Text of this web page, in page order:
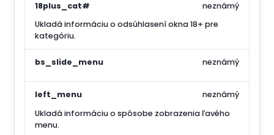
18plus_cat#
Ukladá informáciu o odsúhlasení okna 18+ pre
kategóriu.
neznámý
bs_slide_menu neznámý
left_menu
Ukladá informáciu o spôsobe zobrazenia ľavého
menu.
neznámý